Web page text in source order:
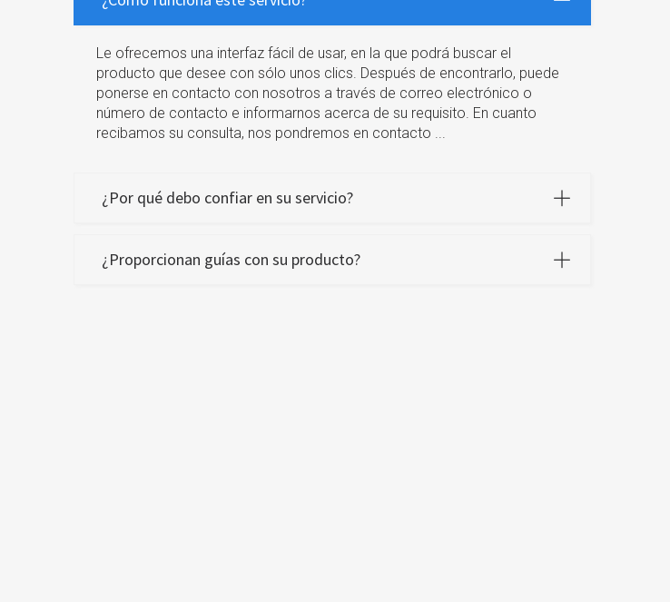
Le ofrecemos una interfaz fácil de usar, en la que podrá buscar el
producto que desee con sólo unos clics. Después de encontrarlo, puede
ponerse en contacto con nosotros a través de correo electrónico o
número de contacto e informarnos acerca de su requisito. En cuanto
recibamos su consulta, nos pondremos en contacto ...
¿Por qué debo confiar en su servicio?
¿Proporcionan guías con su producto?